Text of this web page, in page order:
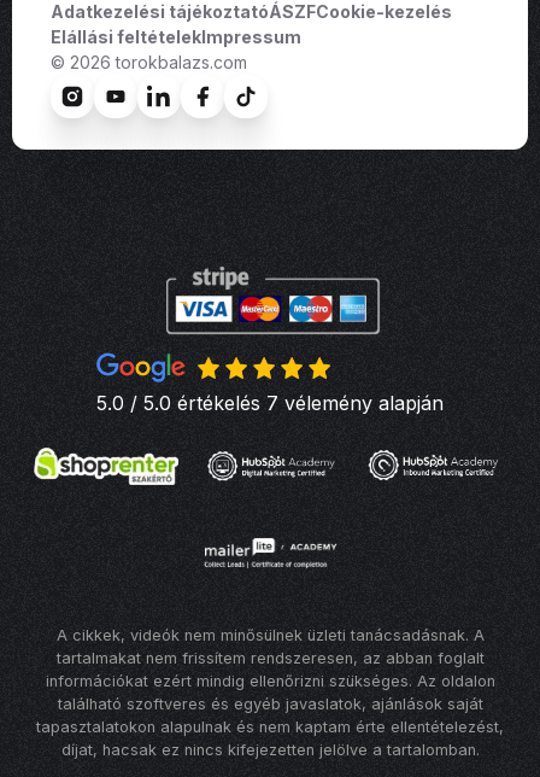
Adatkezelési tájékoztatóÁSZFCookie-kezelés
Elállási feltételekImpressum
© 2026 torokbalazs.com
5.0 / 5.0 értékelés 7 vélemény alapján
A cikkek, videók nem minősülnek üzleti tanácsadásnak. A
tartalmakat nem frissítem rendszeresen, az abban foglalt
információkat ezért mindig ellenőrizni szükséges. Az oldalon
található szoftveres és egyéb javaslatok, ajánlások saját
tapasztalatokon alapulnak és nem kaptam érte ellentételezést,
díjat, hacsak ez nincs kifejezetten jelölve a tartalomban.